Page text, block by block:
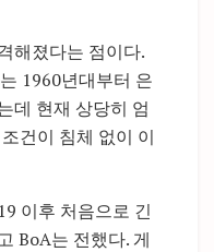
해졌다는 점이다.
1960년대부터 은
데 현재 상당히 엄
건이 침체 없이 이
이후 처음으로 긴
BoA는 전했다. 게